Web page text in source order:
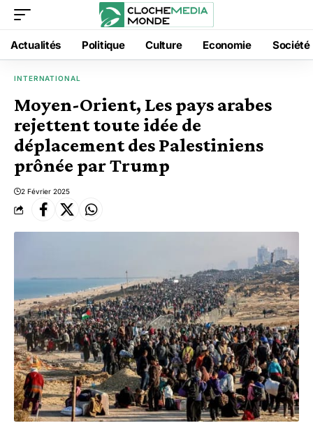
Actualités Politique Culture Economie Société
INTERNATIONAL
Moyen-Orient, Les pays arabes
rejettent toute idée de
déplacement des Palestiniens
prônée par Trump
2 Février 2025